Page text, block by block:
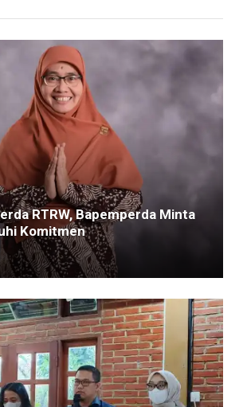
RTRW, Bapemperda Minta
Komitmen